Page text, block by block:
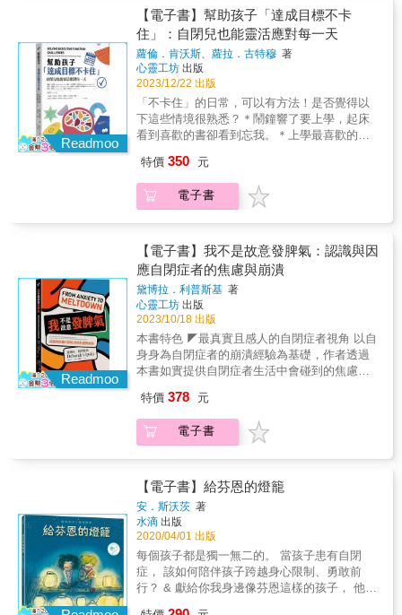
官需求、表達語言上的限制、反映焦慮或情
緒，或單純想引起注意。這其實是一種自閉兒
與我們的溝通方式，需要依孩子的狀況，找出
合適的因應方法。◎是自閉？是亞斯伯格？是
自閉症類群障礙症？與其費勁心思澄清這些差
異，在成長的路途上，或許更該將重點放在如
何有效協助孩子。我常常提醒自己，「遇見自
閉兒，我是先看到孩子，還是自閉症？」請記
得，所有的自閉症狀加總起來，並不等同於孩
子這個人。有時，孩子的診斷，就像是百貨公
何，是自閉或亞斯，你需要認識的，仍然應該
是褪下品牌服飾後，那位具生命力的孩子，那
位你必須細心領會的孩子。──摘自【新版自
同時，往往還得面對旁人對自閉兒與家長投來
的異樣眼光。直到英國的約翰和羅娜．維恩夫
婦因家有自閉兒而深入研究，並與家長們長期
交流十年後，發現肯納的界定有蹊蹺，具備醫
學及研究專業的他們，於是翻譯了早於肯納的
漢斯．亞斯伯格的論文，啟動診斷標準大翻
修，讓以往「不算在內」的青少年及成年自閉
症者，也能得到社會理解及服務。 & 然而，新
診斷標準篩出大量自閉族人、還原實況的努
力，在媒體渲染下卻成了「鬧流行」，「打疫
苗會導致自閉症」的不負責說法又於這時補上
一腳，人心惶惶之餘，也將研究資源和促進理
解的努力踢到一旁。 & 在此同時，自閉族人也
求，以及他們異於常態但貢獻良多的特殊思維
與才能，「神經多樣性」運動於焉誕生，為的
也是一反人類社會「治療異常」的慣性，期待
大眾能夠尊重各種「人類作業系統」。 & 自閉
光譜裡的群像 & 書中除了爬梳肯納和亞斯伯格
發現自閉症、拼湊起自閉症光譜的過程，史提
夫也列出了科學發展史上幾個重要轉捩點的主
導人物，揭露自閉者的「非典型智能」對人類
社會做出多大貢獻。這幾個篇章都是情節緊
湊、故事性極強，單章即自成趣味的精彩之
18世紀的「全才」科學家亨利・卡文迪希；20
世紀傑出科學家保羅・狄拉克的奇特個性、軼
事，以及科學創見。 & 〈第六章，電子新
腦、網路的幾個關鍵人物肖像，除了他們對科
技想像幾近於先知般的天賦以外，也描述了他
們適應社會的諸多波折。 & 在學界發現自閉症
之前，這群人可能被視為精神病患。自閉症發
現後，醫界有很長一段時間認定「成人不會有
自閉症」，彼時自閉光譜中的這些人即使社會
適應不良，專業人士亦愛莫能助，他們頻遭誤
有三大基本特質，1難以維持人際關係2自顧自
地講自己想說的事3重複動作，堅持一定的順
序。 第三章 家人支持與因應措施 孩子被診斷
為自閉症類群障礙後，父母該做的12件事 8大
教養祕訣！ 第四章 在幼稚園和學校裡能做的
事 自閉症類群障礙孩子的學校生活快樂與否，
完全取決學校與同儕對他的態度。為了打造更
友善的學習環境，需要徹底瞭解其特質與實踐
祕訣！ １‧一次講一件事 孩子無法同時理解2件
說明。 ２‧用字具體 蔬菜水果等集合名詞或是
代名詞，孩子很難聯想及理解，要具體說出名
稱。 ３‧指示明確簡單 對孩子下的指示要具
體、明確，簡單易懂。 ４‧先教他做得到的事
遇到挫折會失去信心，配合孩子的特質，從做
得到的部分開始慢慢教起。 ５‧用視覺呈現 製
作視覺圖卡或插畫，以視覺呈現，讓孩子更容
易理解。 ６‧不以否定方式責罵 孩子對否定句
子很敏感，請以簡短、具體的糾正，再加上肯
定式的建議。 ７‧預先告知計畫 明確告知時
間安排，可以幫助孩子習慣作息順序和時間流
動。 ８‧適合孩子特質的衣服 孩子對服裝會有
某種固執、堅持或是太隨興，配合不同的特質
找出適合的服裝。 &
孩子發揮天賦、提升溝通及適應力， 進而讓孩
子增加自信心，快樂地學習和成長！ & 在多重
情境中持續有社交溝通或人際互動問題、侷限
重複的行為興趣及感官知覺問題是自閉症類群
障礙症（Autism spectrum disorder ，ASD）
孩子的共同特質！根據統計，大約每100人中會
有１人有這樣的特質，這些特質可說是與生俱
來且具持續性，嚴重者則可能導致社會生活上
的困擾！ 一本教養自閉症類群障礙（ASD）孩
子的最佳入門書！ & 本書章節重點 第一章&&&
生俱來，與家長的教育方式無關。父母的特質
可能會遺傳給孩子，有些人可能到成年後都未
察覺有自閉症類群障礙！ 第二章 自閉症類群
有三大基本特質，1難以維持人際關係2自顧自
地講自己想說的事3重複動作，堅持一定的順
序。 第三章 家人支持與因應措施 孩子被診斷
為自閉症類群障礙後，父母該做的12件事 8大
教養祕訣！ 第四章 在幼稚園和學校裡能做的
事 自閉症類群障礙孩子的學校生活快樂與否，
完全取決學校與同儕對他的態度。為了打造更
友善的學習環境，需要徹底瞭解其特質與實踐
祕訣！ １‧一次講一件事 孩子無法同時理解2件
說明。 ２‧用字具體 蔬菜水果等集合名詞或是
代名詞，孩子很難聯想及理解，要具體說出名
稱。 ３‧指示明確簡單 對孩子下的指示要具
體、明確，簡單易懂。 ４‧先教他做得到的事
遇到挫折會失去信心，配合孩子的特質，從做
得到的部分開始慢慢教起。 ５‧用視覺呈現 製
作視覺圖卡或插畫，以視覺呈現，讓孩子更容
易理解。 ６‧不以否定方式責罵 孩子對否定句
子很敏感，請以簡短、具體的糾正，再加上肯
定式的建議。 ７‧預先告知計畫 明確告知時
間安排，可以幫助孩子習慣作息順序和時間流
動。 ８‧適合孩子特質的衣服 孩子對服裝會有
Readmoo
【電子書】幫助孩子「達成目標不卡
住」：自閉兒也能靈活應對每一天
蘿倫．肯沃斯、蘿拉．古特穆 著
心靈工坊 出版
2023/12/22 出版
「不卡住」的日常，可以有方法！是否覺得以
下這些情境很熟悉？＊鬧鐘響了要上學，起床
看到喜歡的書卻看到忘我。＊上學最喜歡的衣
睡衣。＊前一晚書包沒整理，出門前才發現作
業沒帶到，開始抓狂、到處找作業。別擔心，
跟著本書3種執行功能技巧╳4種教學方法╳8種
關，這是因為大腦執行功能（Executive
Function）遇到困難，導致天生沒有足夠的工
具來靈活應對每天面對的挑戰。「達成目標不
卡住」（Unstuck and On Target）是由美國國
家兒童醫學中心和知名特殊教育學校艾維蒙特
學校（Ivymount School）為首的專家和家長們
所共同研發的治療方案，推行多年，成效卓
著。它以極為實用、簡單的關鍵詞與腳本，陪
伴家長、老師、治療師協助星星兒適應生活、
交朋友，並在學習上漸入佳境。這個方法教孩
與次要目標、妥善規劃並循序漸進地執行，最
後和大人一起檢視結果。更重要的是，當大人
也能在生活中大量示範具彈性的語言和思維，
／學生／個案：＊學會妥協（&rarr;得不到最想
要的沒關係，至少不會什麼都沒有）＊把大事
化為小事（&rarr;突發狀況不再崩潰）＊有A計
畫也要有B計畫（&rarr;做好配套措施，學習面
對不確定性）＊避免「一時興起」（&rarr;明辨
最高目標、善用「計畫與腳本」）書中也提供
大量極富創意的實用表格，例如設定目標計畫
特價 350 元
電子書
Readmoo
【電子書】我不是故意發脾氣：認識與因
應自閉症者的焦慮與崩潰
黛博拉．利普斯基 著
心靈工坊 出版
2023/10/18 出版
本書特色 ◤最真實且感人的自閉症者視角 以自
身身為自閉症者的崩潰經驗為基礎，作者透過
本書如實提供自閉症者生活中會碰到的焦慮情
們的崩潰行為。由於是從自閉症者的角度來描
述，因此更能觸動許多有相似情況的但未能好
好被對待的自閉症夥伴們。 ◤最實際也有效的
的大小狀況，如購物、換教室、看醫生；觸發
焦慮與崩潰的原因，包括環境變化、突然碰到
太多選擇或是含糊不明確的說明等。當自閉症
照顧者（如家屬、心理專業人士）足夠了解自
閉症的習性，就越能夠理解並幫助困在自我世
界的他們。 看來像是鬧脾氣的失控舉動，其實
是自閉症者太過焦慮而導致的崩潰行為！ 對於
那些自閉症光譜上的人，這本書會提供你所需
特價 378 元
電子書
【電子書】給芬恩的燈籠
安．斯沃茨 著
水滴 出版
2020/04/01 出版
每個孩子都是獨一無二的。 當孩子患有自閉
症， 該如何陪伴孩子跨越身心限制、勇敢前
行？ & 獻給你我身邊像芬恩這樣的孩子， 他們